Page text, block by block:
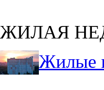
ЖИЛАЯ
Жилые